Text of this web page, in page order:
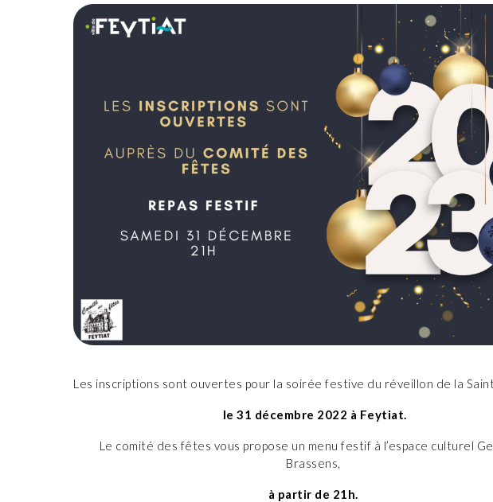
Les inscriptions sont ouvertes pour la soirée festive du réveillon de la
le 31 décembre 2022 à Feytiat.
Le comité des fêtes vous propose un menu festif à l’espace culturel
Brassens,
à partir de 21h.